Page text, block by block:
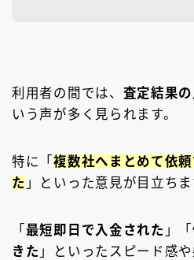
利用者の間では、 査定結果
いう声が多く見られます。
特に「複数社へまとめて依
た 」といった意見が目立ちま
「 最短即日で入金された 」「
きた 」といったスピード感